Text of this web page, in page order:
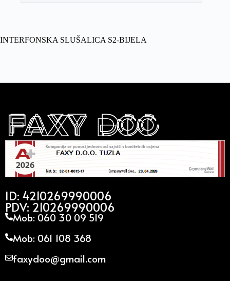
INTERFONSKA SLUŠALICA S2-BIJELA
ID: 4210269990006
PDV: 210269990006
Mob: 060 30 09 519
Mob: 061 108 368
faxydoo@gmail.com